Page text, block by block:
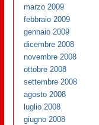
marzo 2009
febbraio 2009
gennaio 2009
dicembre 2008
novembre 2008
ottobre 2008
settembre 2008
agosto 2008
luglio 2008
giugno 2008